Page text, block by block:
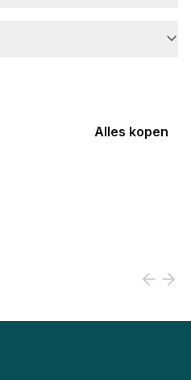
Alles kopen